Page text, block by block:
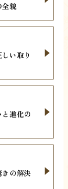
貌
い取り
進化の
の解決